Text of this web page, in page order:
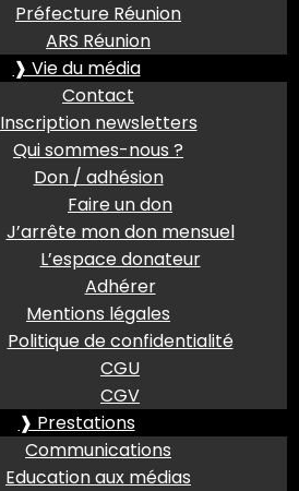
Préfecture Réunion
ARS Réunion
❱ Vie du média
Contact
Inscription newsletters
Qui sommes-nous ?
Don / adhésion
Faire un don
J’arrête mon don mensuel
L’espace donateur
Adhérer
Mentions légales
Politique de confidentialité
CGU
CGV
❱ Prestations
Communications
Education aux médias